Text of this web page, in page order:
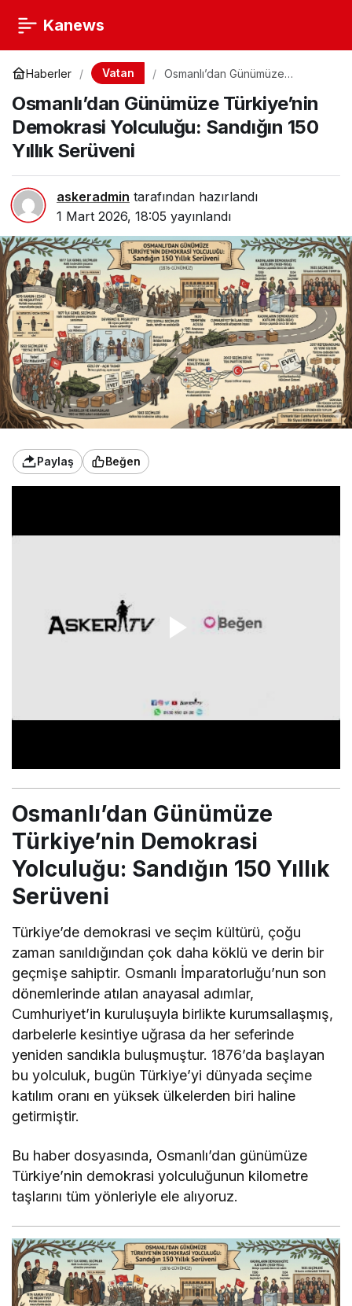
Kanews
Haberler Vatan
Osmanlı’dan Günümüze
Yolculuğu: Sandığın 150 Yıllık
Serüveni
Osmanlı’dan Günümüze Türkiye’nin
Demokrasi Yolculuğu: Sandığın 150
Yıllık Serüveni
askeradmin tarafından hazırlandı
1 Mart 2026, 18:05 yayınlandı
Paylaş Beğen
Osmanlı’dan Günümüze
Türkiye’nin Demokrasi
Yolculuğu: Sandığın 150 Yıllık
Serüveni
Türkiye’de demokrasi ve seçim kültürü, çoğu
zaman sanıldığından çok daha köklü ve derin bir
geçmişe sahiptir. Osmanlı İmparatorluğu’nun son
dönemlerinde atılan anayasal adımlar,
Cumhuriyet’in kuruluşuyla birlikte kurumsallaşmış,
darbelerle kesintiye uğrasa da her seferinde
yeniden sandıkla buluşmuştur. 1876’da başlayan
bu yolculuk, bugün Türkiye’yi dünyada seçime
katılım oranı en yüksek ülkelerden biri haline
getirmiştir.
Bu haber dosyasında, Osmanlı’dan günümüze
Türkiye’nin demokrasi yolculuğunun kilometre
taşlarını tüm yönleriyle ele alıyoruz.